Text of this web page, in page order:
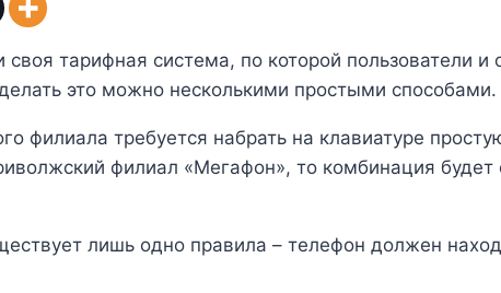
своя тарифная система, по которой пользователи и
это можно несколькими простыми способами.
филиала требуется набрать на клавиатуре
филиал «Мегафон», то комбинация
лишь одно правила – телефон должен